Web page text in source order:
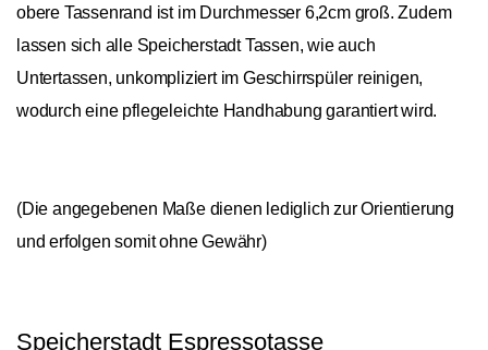
obere Tassenrand ist im Durchmesser 6,2cm groß. Zudem
lassen sich alle Speicherstadt Tassen, wie auch
Untertassen, unkompliziert im Geschirrspüler reinigen,
wodurch eine pflegeleichte Handhabung garantiert wird.
(Die angegebenen Maße dienen lediglich zur Orientierung
und erfolgen somit ohne Gewähr)
Speicherstadt Espressotasse